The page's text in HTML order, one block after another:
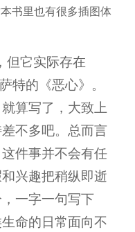
书里也有很多插图体
但它实际存在
特的《恶心》。
算写了，大致上
不多吧。总而言
件事并不会有任
兴趣把稍纵即逝
一字一句写下
命的日常面向不